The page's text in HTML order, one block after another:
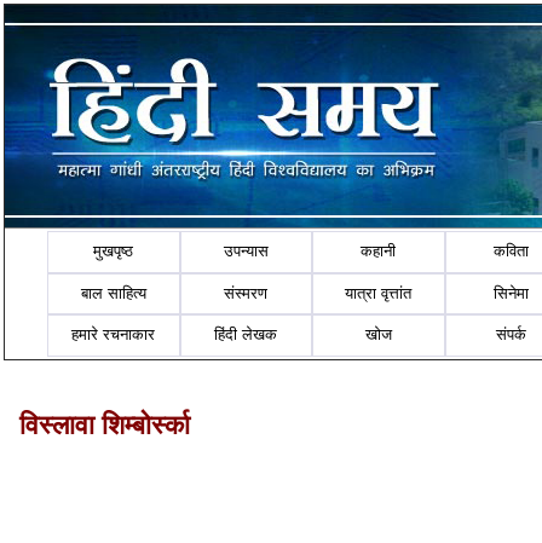
मुखपृष्ठ उपन्यास कहानी कविता
बाल साहित्य संस्मरण यात्रा वृत्तांत सिनेमा
हमारे रचनाकार हिंदी लेखक खोज संपर्क
विस्लावा शिम्बोर्स्का